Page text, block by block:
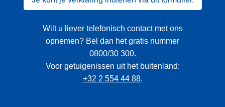
Wilt u liever telefonisch contact met ons
opnemen? Bel dan het gratis nummer
0800/30 300.
Voor getuigenissen uit het buitenland:
+32 2 554 44 88.